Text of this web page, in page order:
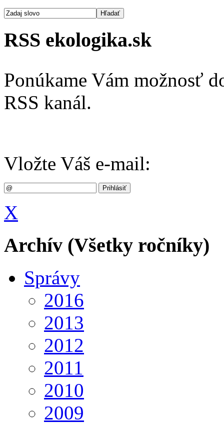
RSS ekologika.sk
Ponúkame Vám možnosť
RSS kanál.
Vložte Váš e-mail:
X
Archív (Všetky ročníky)
Správy
2016
2013
2012
2011
2010
2009